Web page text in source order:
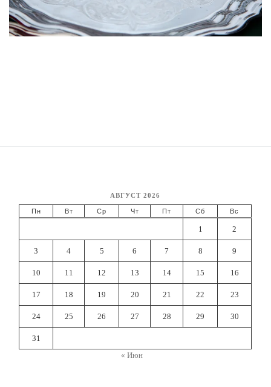
АВГУСТ 2026
Пн Вт Ср Чт Пт Сб Вс
1 2
3 4 5 6 7 8 9
10 11 12 13 14 15 16
17 18 19 20 21 22 23
24 25 26 27 28 29 30
31
« Июн